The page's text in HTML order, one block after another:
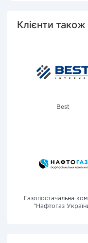
Клієнти
Best
Газопостачальна
"Нафтогаз